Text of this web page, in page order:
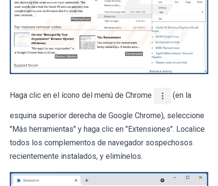
Haga clic en el ícono del menú de Chrome (en la
esquina superior derecha de Google Chrome), seleccione
"Más herramientas" y haga clic en "Extensiones". Localice
todos los complementos de navegador sospechosos
recientemente instalados, y elimínelos.